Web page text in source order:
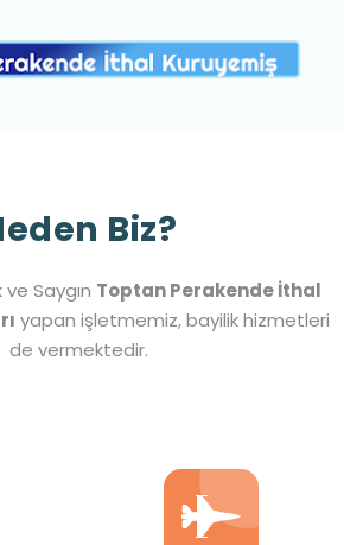
Biz?
ve Saygın Toptan Perakende İthal
yapan işletmemiz, bayilik hizmetleri
de vermektedir.